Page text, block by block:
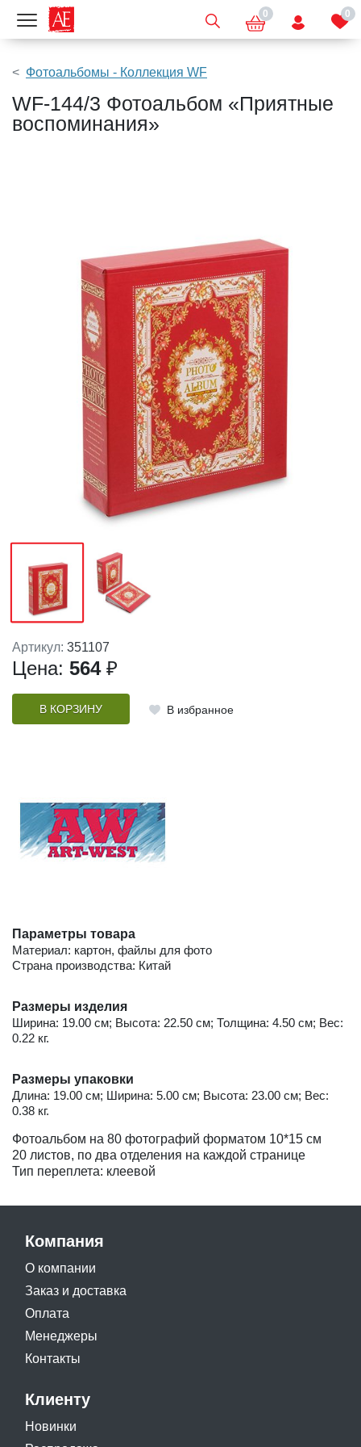
Показать меню 0 0
Фотоальбомы - Коллекция WF
WF-144/3 Фотоальбом «Приятные
воспоминания»
Артикул: 351107
Цена: 564 ₽
В КОРЗИНУ В избранное
Параметры товара
Материал: картон, файлы для фото
Страна производства: Китай
Размеры изделия
Ширина: 19.00 см; Высота: 22.50 см; Толщина: 4.50 см; Вес:
0.22 кг.
Размеры упаковки
Длина: 19.00 см; Ширина: 5.00 см; Высота: 23.00 см; Вес:
0.38 кг.
Фотоальбом на 80 фотографий форматом 10*15 см
20 листов, по два отделения на каждой странице
Тип переплета: клеевой
Компания
О компании
Заказ и доставка
Оплата
Менеджеры
Контакты
Клиенту
Новинки